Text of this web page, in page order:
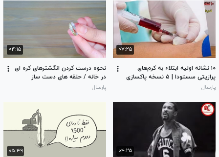
۰۷:۲۵
۱۰ نشانه اولیه ابتلاء به کرم‌های
پرازیتی سستودا | ۵ نسخه پاکسازی
فوری روده و معده از انگل
پارسال
۰۴:۱۵
نحوه درست کردن انگشترهای کره ای
در خانه / حلقه های دست ساز
پارسال
۰۴:۲۵ ۰۵:۴۹